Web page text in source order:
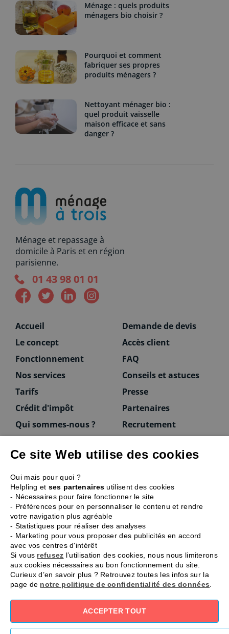
Ménage : quels produits
ménagers bio choisir ?
Pourquoi et comment
fabriquer ses propres
produits ménagers ?
Nettoyant ménager bio :
quel produit vaisselle
maison efficace et sans
danger ?
Ménage et repassage à
domicile à Paris et en région
parisienne.
01 43 98 01 01
Accueil
Le concept
Fonctionnement
Nos services
Tarifs
Crédit d'impôt
Qui sommes-nous ?
Demande de devis
Accès client
FAQ
Conseils et astuces
Presse
Partenaires
Recrutement
Vous êtes une entreprise ?
Ménage à 3 propose ses prestations de ménage
et intervient auprès d’entreprises, de
professions libérales, cabinets médicaux,
crèches, agences de publicité, avocats…
Devis gratuit
N° de déclaration : SAP 448715615
© 2003-2026 SweetHome -
Ce site Web utilise des cookies
Oui mais pour quoi ?
Helpling et ses partenaires utilisent des cookies
- Nécessaires pour faire fonctionner le site
- Préférences pour en personnaliser le contenu et rendre
votre navigation plus agréable
- Statistiques pour réaliser des analyses
- Marketing pour vous proposer des publicités en accord
avec vos centres d'intérêt
Si vous refusez l’utilisation des cookies, nous nous limiterons
aux cookies nécessaires au bon fonctionnement du site.
Curieux d’en savoir plus ? Retrouvez toutes les infos sur la
page de notre politique de confidentialité des données
ACCEPTER TOUT